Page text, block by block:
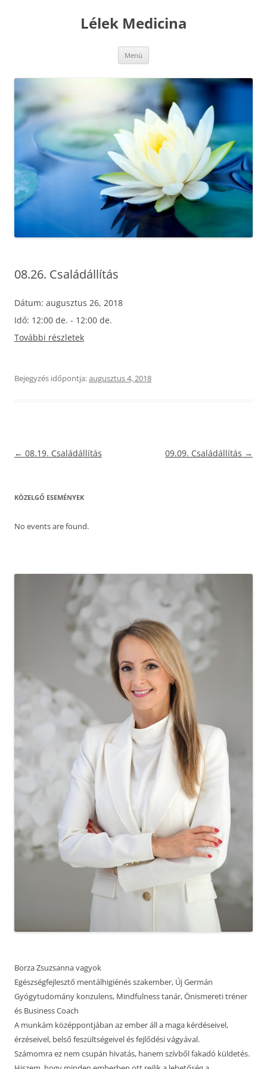
Lélek Medicina
Menü
08.26. Családállítás
Dátum: augusztus 26, 2018
Idő: 12:00 de. - 12:00 de.
További részletek
Bejegyzés időpontja:augusztus 4, 2018
Bejegyzés
← 08.19. Családállítás 09.09. Családállítás →
KÖZELGŐ ESEMÉNYEK
No events are found.
Borza Zsuzsanna vagyok
Egészségfejlesztő mentálhigiénés szakember, Új Germán
Gyógytudomány konzulens, Mindfulness tanár, Önismereti tréner
és Business Coach
A munkám középpontjában az ember áll a maga kérdéseivel,
érzéseivel, belső feszültségeivel és fejlődési vágyával.
Számomra ez nem csupán hivatás, hanem szívből fakadó küldetés.